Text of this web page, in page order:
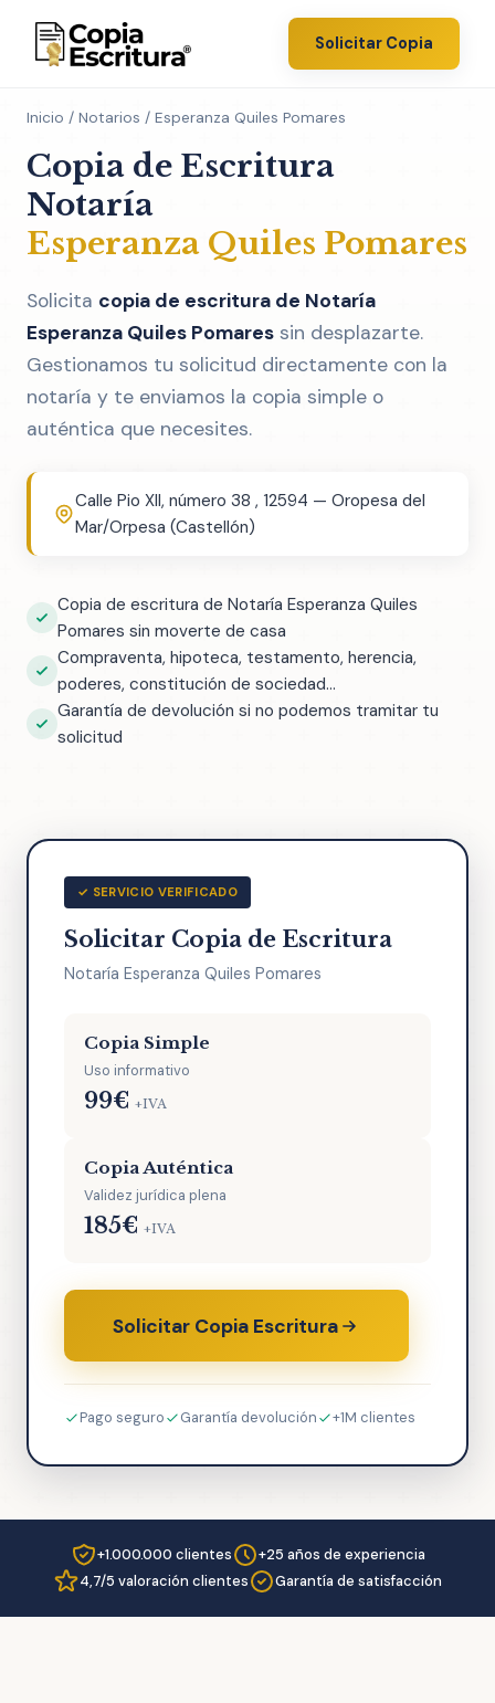
Solicitar Copia
Inicio / Notarios / Esperanza Quiles Pomares
Copia de Escritura
Notaría
Esperanza Quiles Pomares
Solicita copia de escritura de Notaría
Esperanza Quiles Pomares sin desplazarte.
Gestionamos tu solicitud directamente con la
notaría y te enviamos la copia simple o
auténtica que necesites.
Calle Pio XII, número 38 , 12594 — Oropesa del
Mar/Orpesa (Castellón)
Copia de escritura de Notaría Esperanza Quiles
Pomares sin moverte de casa
Compraventa, hipoteca, testamento, herencia,
poderes, constitución de sociedad...
Garantía de devolución si no podemos tramitar tu
solicitud
✓ SERVICIO VERIFICADO
Solicitar Copia de Escritura
Notaría Esperanza Quiles Pomares
Copia Simple
Uso informativo
99€ +IVA
Copia Auténtica
Validez jurídica plena
185€ +IVA
Solicitar Copia Escritura
Pago seguro Garantía devolución +1M clientes
+1.000.000 clientes
+25 años de experiencia
4,7/5 valoración clientes
Garantía de satisfacción